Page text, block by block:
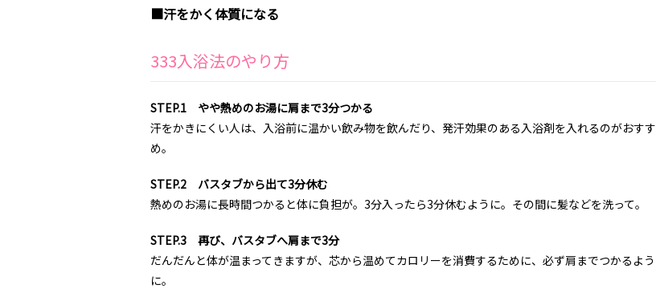
■汗をかく体質になる
333入浴法のやり方
STEP.1 やや熱めのお湯に肩まで3分つかる
汗をかきにくい人は、入浴前に温かい飲み物を飲んだり、発汗効果のある入浴剤を入れるのがおすす
め。
STEP.2 バスタブから出て3分休む
熱めのお湯に長時間つかると体に負担が。3分入ったら3分休むように。その間に髪などを洗って。
STEP.3 再び、バスタブへ肩まで3分
だんだんと体が温まってきますが、芯から温めてカロリーを消費するために、必ず肩までつかるよう
に。